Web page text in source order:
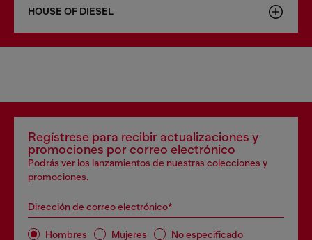
HOUSE OF DIESEL
Regístrese para recibir actualizaciones y
promociones por correo electrónico
Podrás ver los lanzamientos de nuestras colecciones y
promociones.
Dirección de correo electrónico*
Hombres Mujeres No especificado